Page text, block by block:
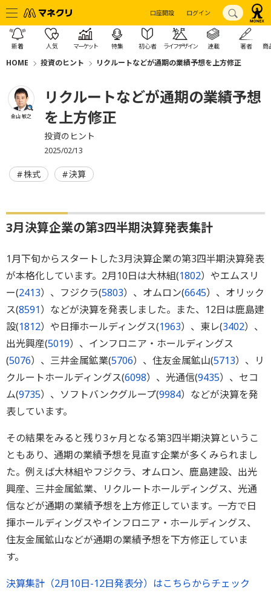
口座開設 ログイン
新着 人気 マーケット 特集 初心者 ライフデザイン 連載 著者 商
HOME 投資のヒント リクルートなどが通期の業績予想を上方修正
金山 敏之
リクルートなどが通期の業績予想
を上方修正
投資のヒント
2025/02/13
株式 決算
3月決算企業の第3四半期決算発表集計
1月下旬からスタートした3月決算企業の第3四半期決算発表
が本格化しています。2月10日は大林組(1802）やエムスリ
ー(2413）、フジクラ(5803）、オムロン(6645）、オリック
ス(8591）などが決算を発表しました。また、12日は鹿島建
設(1812）や日揮ホールディングス(1963）、東レ(3402）、
出光興産(5019）、インフロニア・ホールディングス
(5076）、三井金属鉱業(5706）、住友金属鉱山(5713）、リ
クルートホールディングス(6098）、光通信(9435）、セコ
ム(9735）、ソフトバンクグループ(9984）などが決算を発
表しています。
その結果をみると残り3ヶ月となる第3四半期決算というこ
ともあり、通期の業績予想を見直す企業が多くみられまし
た。例えば大林組やフジクラ、オムロン、鹿島建設、出光
興産、三井金属鉱業、リクルートホールディングス、光通
信などが通期の業績予想を上方修正しています。一方で日
揮ホールディングスやインフロニア・ホールディングス、
住友金属鉱山などが通期の業績予想を下方修正していま
す。
決算集計（2月10日-12日発表分）はこちらからチェック